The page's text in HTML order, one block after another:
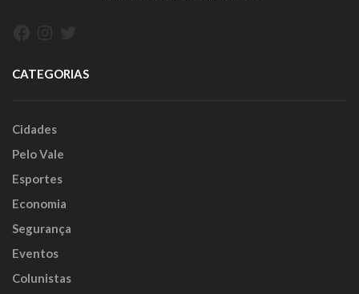
CATEGORIAS
Cidades
Pelo Vale
Esportes
Economia
Segurança
Eventos
Colunistas